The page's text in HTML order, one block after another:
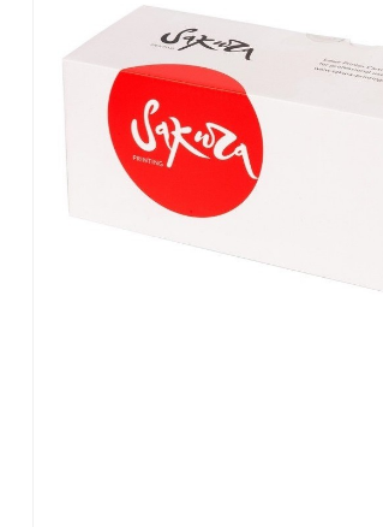
Kyocera Mita
Lexmark